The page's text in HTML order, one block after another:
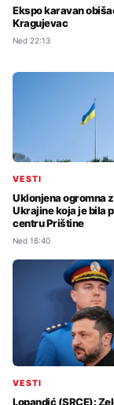
Ekspo karavan
Kragujevac
Ned 22:13
VESTI
Uklonjena ogromna
Ukrajine koja je bila
centru Prištine
Ned 16:40
VESTI
Lopandić (SRCE):